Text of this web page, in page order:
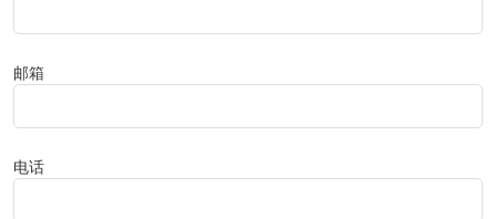
邮箱
电话